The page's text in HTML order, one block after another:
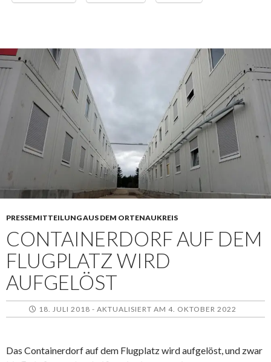
PRESSEMITTEILUNG AUS DEM ORTENAUKREIS
CONTAINERDORF AUF DEM
FLUGPLATZ WIRD
AUFGELÖST
18. JULI 2018 - AKTUALISIERT AM 4. OKTOBER 2022
Das Containerdorf auf dem Flugplatz wird aufgelöst, und zwar